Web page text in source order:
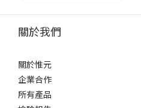
關於我們
關於惟元
企業合作
所有產品